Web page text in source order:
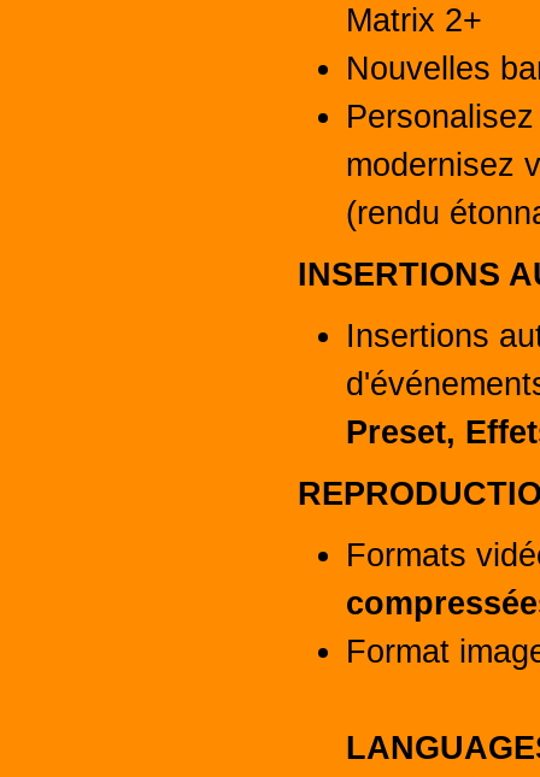
Matrix 2+
Nouvelles
modernisez
(rendu
INSERTIONS
Insertions
Preset,
Formats
Format